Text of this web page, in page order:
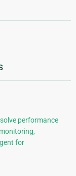
performance
for